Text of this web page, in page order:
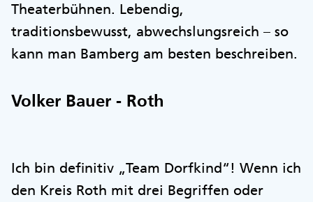
Theaterbühnen. Lebendig,
traditionsbewusst, abwechslungsreich – so
kann man Bamberg am besten beschreiben.
Volker Bauer - Roth
Ich bin definitiv „Team Dorfkind“! Wenn ich
den Kreis Roth mit drei Begriffen oder